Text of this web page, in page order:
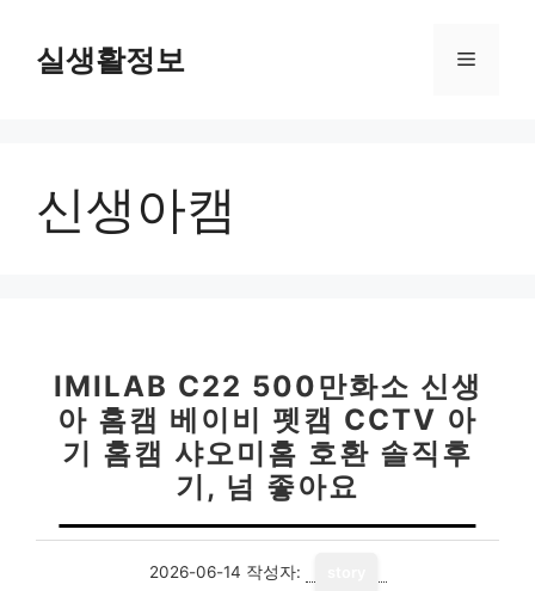
실생활정보 메
신생아캠
IMILAB C22 500만화소 신생
아 홈캠 베이비 펫캠 CCTV 아
기 홈캠 샤오미홈 호환 솔직후
기, 넘 좋아요
2026-06-14 작성자: